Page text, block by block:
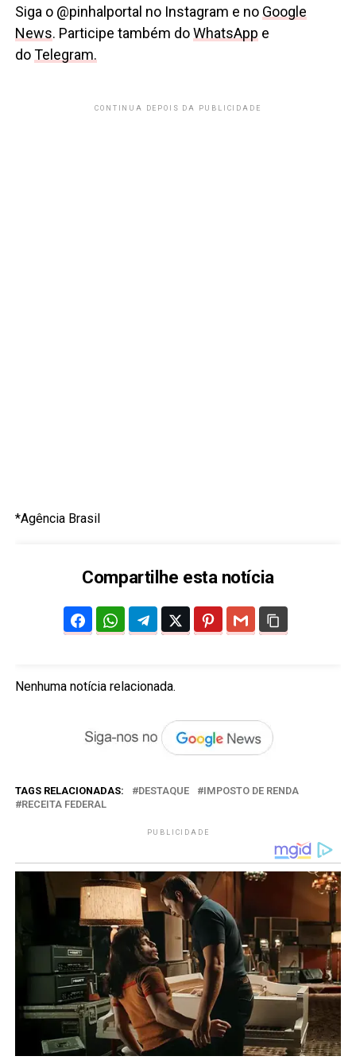
Siga o @pinhalportal no Instagram e no Google
News. Participe também doWhatsApp e
doTelegram.
CONTINUA DEPOIS DA PUBLICIDADE
*Agência Brasil
Compartilhe esta notícia
Nenhuma notícia relacionada.
TAGS RELACIONADAS: DESTAQUE
IMPOSTO DE RENDA
RECEITA FEDERAL
PUBLICIDADE